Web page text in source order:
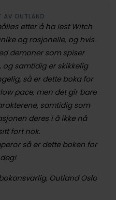
AV OUTLAND
etter å ha lest Witch
og rasjonelle, og hvis
demoner som spiser
og samtidig er skikkelig
så er dette boka for
pace, men det gir bare
samtidig som
deres i å ikke nå
fort nok.
så er dette boken for
deg!
Outland Oslo